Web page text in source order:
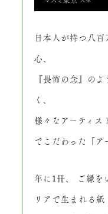
日本人が持つ八
心、
『畏怖の念』の
く、
様々なアーティス
でこだわった「ア
年に1冊、 ご縁を
リアで生まれる紙